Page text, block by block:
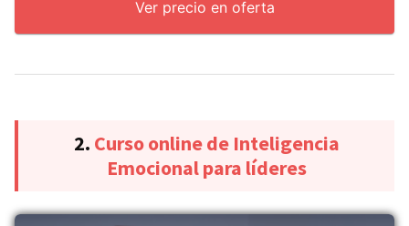
Ver precio en oferta
2. Curso online de Inteligencia
Emocional para líderes